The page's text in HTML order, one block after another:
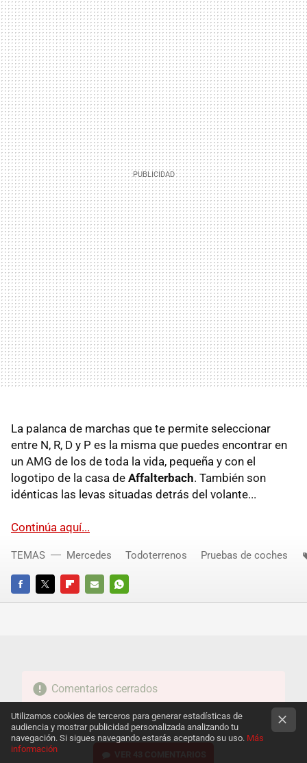
La palanca de marchas que te permite seleccionar
entre N, R, D y P es la misma que puedes encontrar en
un AMG de los de toda la vida, pequeña y con el
logotipo de la casa de Affalterbach. También son
idénticas las levas situadas detrás del volante...
Continúa aquí...
FACEBOOKTWITTERFLIPBOARD
E-
WHATSAPP
TEMAS Mercedes Todoterrenos Pruebas de coches
Comentarios cerrados
Utilizamos cookies de terceros para generar estadísticas de
audiencia y mostrar publicidad personalizada analizando tu
navegación. Si sigues navegando estarás aceptando su uso. Más
información